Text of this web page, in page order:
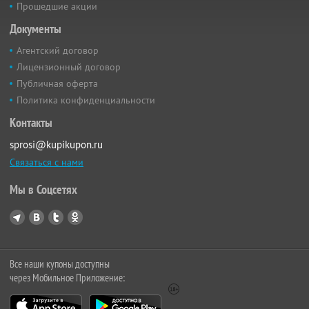
Прошедшие акции
Документы
Агентский договор
Лицензионный договор
Публичная оферта
Политика конфиденциальности
Контакты
sprosi@kupikupon.ru
Связаться с нами
Мы в Соцсетях
Все наши купоны доступны
через Мобильное Приложение: